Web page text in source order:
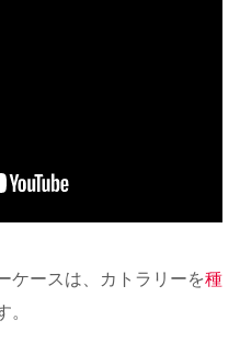
ケースは、カトラリーを種
。